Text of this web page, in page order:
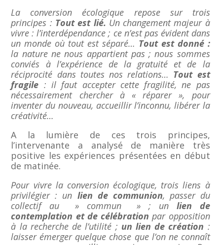
La conversion écologique repose sur trois
principes : Tout est lié. Un changement majeur à
vivre : l’interdépendance ; ce n’est pas évident dans
un monde où tout est séparé… Tout est donné :
la nature ne nous appartient pas ; nous sommes
conviés à l’expérience de la gratuité et de la
réciprocité dans toutes nos relations… Tout est
fragile : il faut accepter cette fragilité, ne pas
nécessairement chercher à « réparer », pour
inventer du nouveau, accueillir l’inconnu, libérer la
créativité…
A la lumière de ces trois principes,
l’intervenante a analysé de manière très
positive les expériences présentées en début
de matinée.
Pour vivre la conversion écologique, trois liens à
privilégier : un lien de communion, passer du
collectif au » commun » ; un lien de
contemplation et de célébration par opposition
à la recherche de l’utilité ; un lien de création :
laisser émerger quelque chose que l’on ne connaît